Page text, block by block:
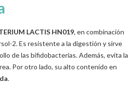
LACTIS HN019, en combinación
2. Es resistente a la digestión y sirve
de las bifidobacterias. Además, evita la
Por otro lado, su alto contenido en
.